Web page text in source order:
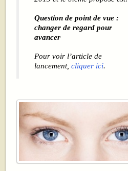
Question de point de vue :
changer de regard pour
avancer
Pour voir l’article de
lancement,cliquer ici.